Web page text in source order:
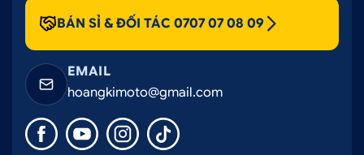
BÁN SỈ & ĐỐI TÁC 0707 07 08 09
EMAIL
hoangkimoto@gmail.com